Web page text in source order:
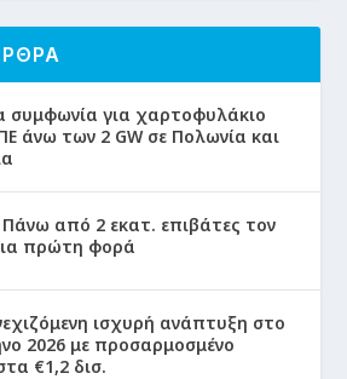
συμφωνία για χαρτοφυλάκιο
άνω των 2 GW σε Πολωνία και
Πάνω από 2 εκατ. επιβάτες τον
πρώτη φορά
ισχυρή ανάπτυξη στο
2026 με προσαρμοσμένο
€1,2 δισ.